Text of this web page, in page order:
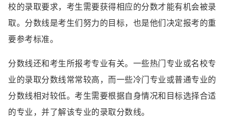
校的录取要求，考生需要获得相应的分数才能有机会被录
取。分数线是考生们努力的目标，也是他们决定报考的重
要参考标准。
分数线还和考生所报考专业有关。一些热门专业或名校专
业的录取分数线常常较高，而一些冷门专业或普通专业的
分数线相对较低。考生需要根据自身情况和目标选择合适
的专业，并了解该专业的录取分数线。